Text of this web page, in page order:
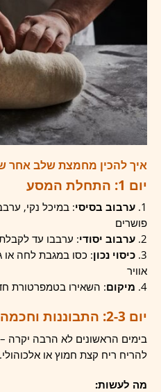
איך להכין מחמצת שלב אחר
יום 1: התחלת המסע
ערבוב בסיסי
פושרים
ערבוב יסודי: ערבבו עד
כיסוי נכון: כסו במגבת לחה או
אוויר
מיקום: השאירו בטמפרטורת חדר (20-25 מעלות)
יום 2-3: התבוננות וחכמה
בימים הראשונים לא הרבה יקרה
להריח ריח קצת חמוץ או
מה לעשות: